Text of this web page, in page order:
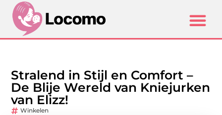
Stralend in Stijl en Comfort –
De Blije Wereld van Kniejurken
van Elizz!
Winkelen